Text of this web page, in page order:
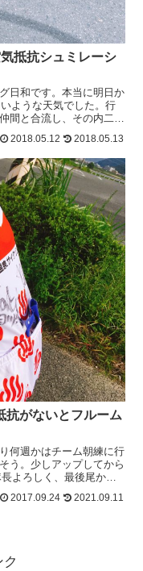
抵抗シュミレーシ
日和です。本当に明日か
ような天気でした。行
間と合流し、その内二人
は朝練モード...
2018.05.12 2018.05.13
がないとフルーム
何週かはチーム朝練に行
う。少しアップしてから
よろしく、最後尾から
2017.09.24 2021.09.11